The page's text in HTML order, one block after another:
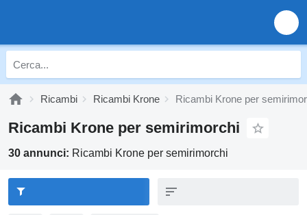
Ricambi Ricambi Krone Ricambi Krone per
Ricambi Krone per semirimorchi
30 annunci: Ricambi Krone per semirimorchi